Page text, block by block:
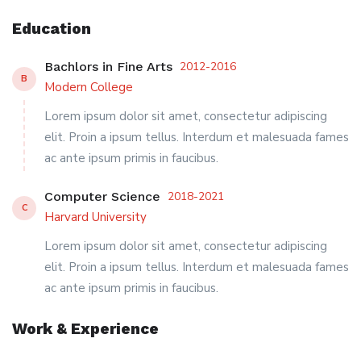
Education
B
Bachlors in Fine Arts 2012-2016
Modern College
Lorem ipsum dolor sit amet, consectetur adipiscing
elit. Proin a ipsum tellus. Interdum et malesuada fames
ac ante ipsum primis in faucibus.
C
Computer Science 2018-2021
Harvard University
Lorem ipsum dolor sit amet, consectetur adipiscing
elit. Proin a ipsum tellus. Interdum et malesuada fames
ac ante ipsum primis in faucibus.
Work & Experience